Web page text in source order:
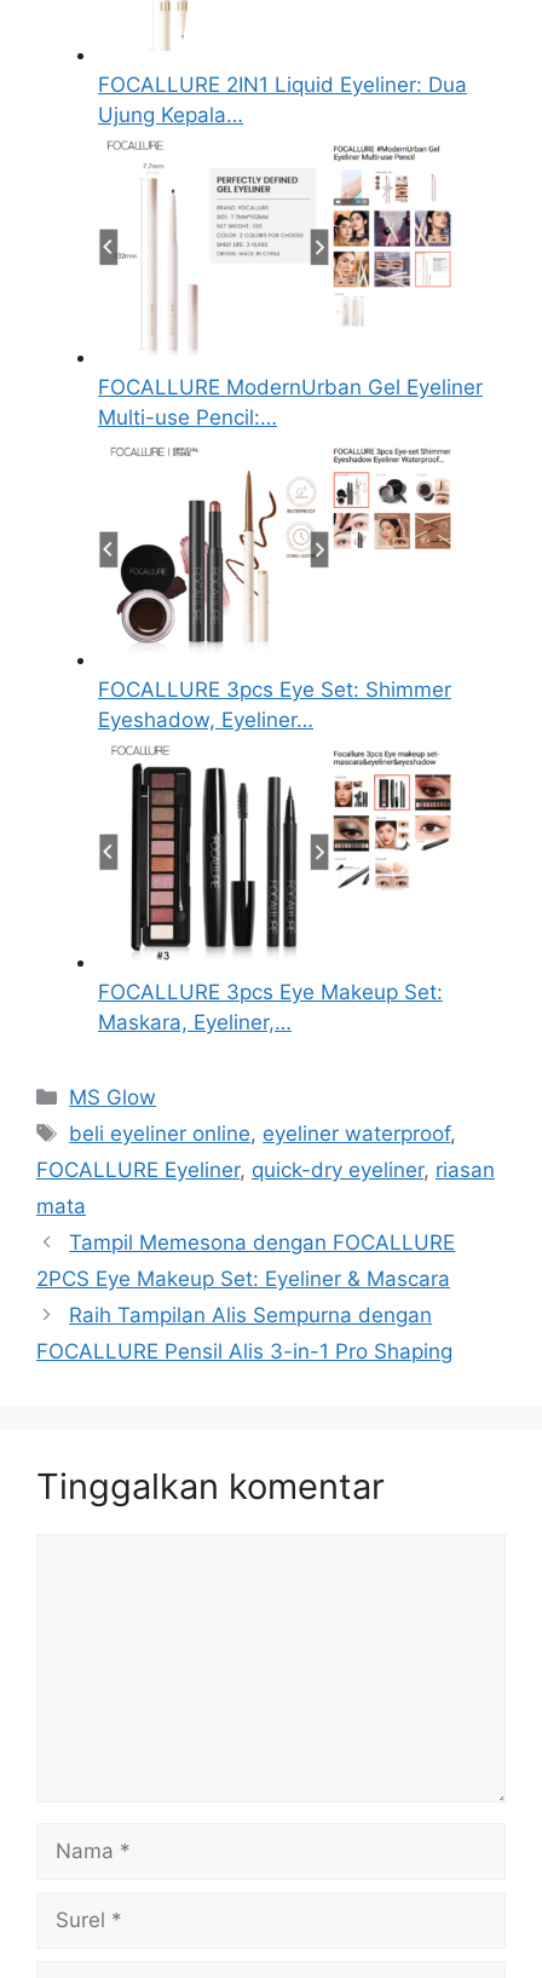
FOCALLURE 2IN1 Liquid Eyeliner: Dua
Ujung Kepala…
FOCALLURE ModernUrban Gel Eyeliner
Multi-use Pencil:…
FOCALLURE 3pcs Eye Set: Shimmer
Eyeshadow, Eyeliner…
FOCALLURE 3pcs Eye Makeup Set:
Maskara, Eyeliner,…
Kategori
MS Glow
Tag
beli eyeliner online, eyeliner waterproof,
FOCALLURE Eyeliner, quick-dry eyeliner, riasan
mata
Tampil Memesona dengan FOCALLURE
2PCS Eye Makeup Set: Eyeliner & Mascara
Raih Tampilan Alis Sempurna dengan
FOCALLURE Pensil Alis 3-in-1 Pro Shaping
Tinggalkan komentar
Nama
Surel